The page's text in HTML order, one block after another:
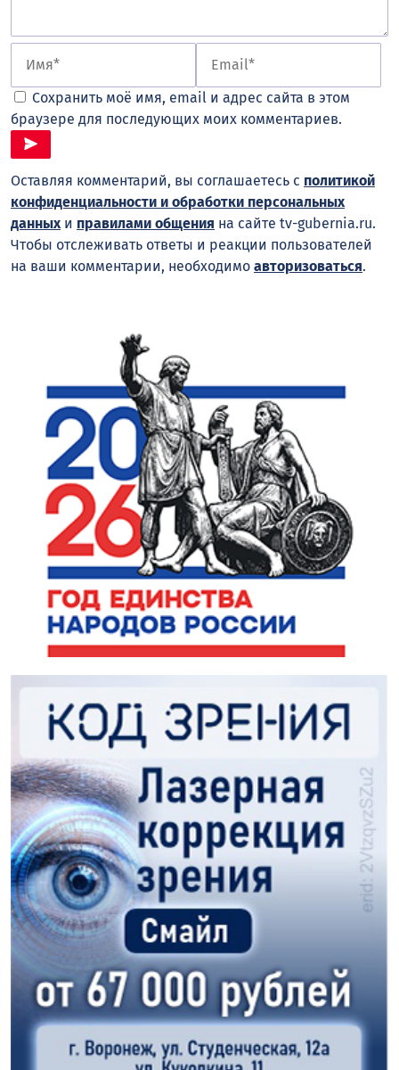
Сохранить моё имя, email и адрес сайта в этом
браузере для последующих моих комментариев.
Оставляя комментарий, вы соглашаетесь с политикой
конфиденциальности и обработки персональных
данных и правилами общения на сайте tv-gubernia.ru.
Чтобы отслеживать ответы и реакции пользователей
на ваши комментарии, необходимо авторизоваться.